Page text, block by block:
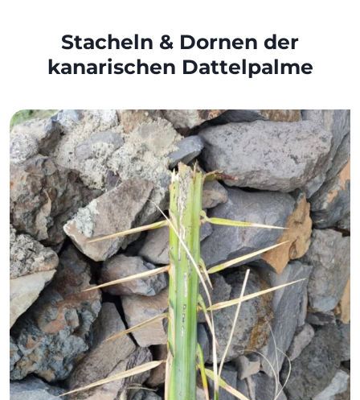
Stacheln & Dornen der
kanarischen Dattelpalme